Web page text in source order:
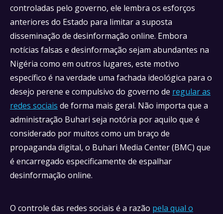
controladas pelo governo, ele lembra os esforços
anteriores do Estado para limitar a suposta
disseminação de desinformação online. Embora
notícias falsas e desinformação sejam abundantes na
Nigéria como em outros lugares, este motivo
específico é na verdade uma fachada ideológica para o
desejo perene e compulsivo do governo de regular as
redes sociais de forma mais geral. Não importa que a
administração Buhari seja notória por aquilo que é
considerado por muitos como um braço de
propaganda digital, o Buhari Media Center (BMC) que
é encarregado especificamente de espalhar
desinformação online.
O controle das redes sociais é a razão pela qual o